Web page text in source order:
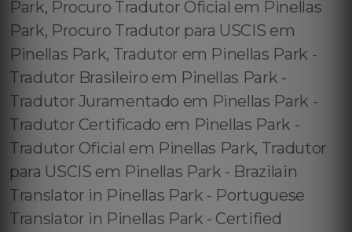
Park, Procuro Tradutor Oficial em Pinellas
Park, Procuro Tradutor para USCIS em
Pinellas Park, Tradutor em Pinellas Park -
Tradutor Brasileiro em Pinellas Park -
Tradutor Juramentado em Pinellas Park -
Tradutor Certificado em Pinellas Park -
Tradutor Oficial em Pinellas Park, Tradutor
para USCIS em Pinellas Park - Brazilain
Translator in Pinellas Park - Portuguese
Translator in Pinellas Park - Certified